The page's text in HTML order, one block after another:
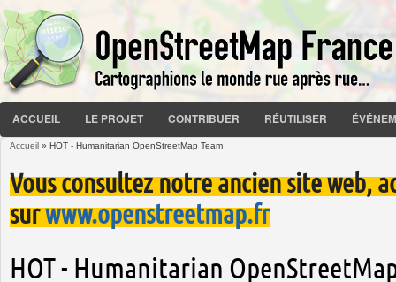
ACCUEIL LE PROJET CONTRIBUER RÉUTILISER
Accueil » HOT - Humanitarian OpenStreetMap Team
Vous consultez notre ancien site web,
surwww.openstreetmap.fr
HOT - Humanitarian